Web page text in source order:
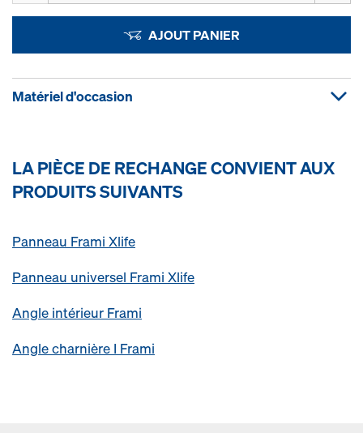
AJOUT PANIER
Matériel d'occasion
LA PIÈCE DE RECHANGE CONVIENT AUX
PRODUITS SUIVANTS
Panneau Frami Xlife
Panneau universel Frami Xlife
Angle intérieur Frami
Angle charnière I Frami